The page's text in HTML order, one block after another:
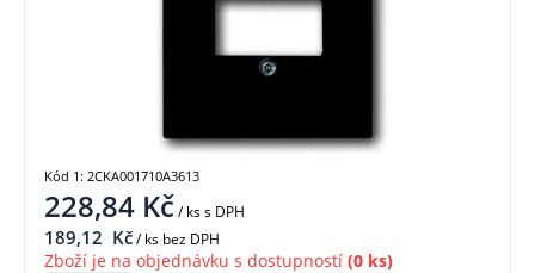
228,84 Kč/ kss DPH
189,12 Kč/ ks bez DPH
Zboží je na objednávku s dostupností (0 ks)
Kód 1: 2CKA001710A3613